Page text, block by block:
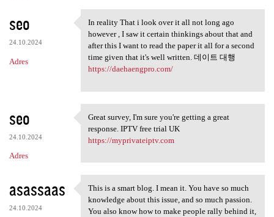
seo
24.10.2024
Adres
In reality That i look over
In reality That i look over it all not long ago
however , I saw it certain thinkings about that and
after this I want to read the paper it all for a second
time given that it's well written. 데이트 대행
https://daehaengpro.com/
seo
24.10.2024
Adres
Great survey, I'm sure you're
Great survey, I'm sure you're getting a great
response. IPTV free trial UK
https://myprivateiptv.com
asassaas
24.10.2024
This is a smart blog. I mean
This is a smart blog. I mean it. You have so much
knowledge about this issue, and so much passion.
You also know how to make people rally behind it,